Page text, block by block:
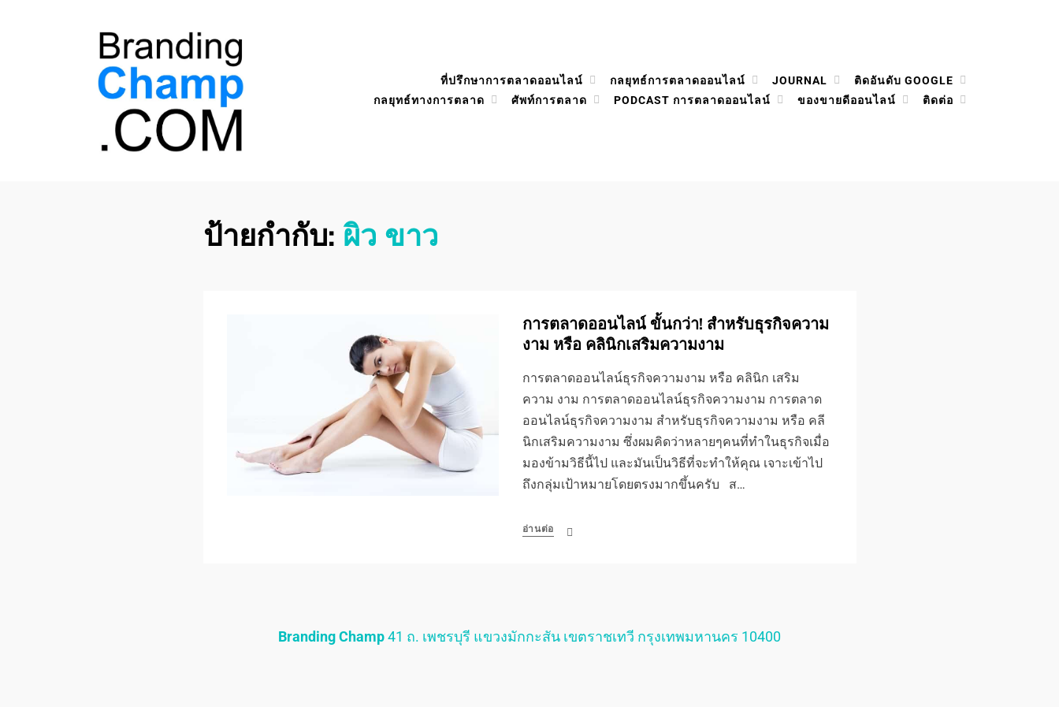
ที่ปรึกษาการตลาดออนไลน์ กลยุทธ์การตลาดออนไลน์ JOURNAL
ติดอันดับ GOOGLE
กลยุทธ์ทางการตลาด
ศัพท์การตลาด PODCAST การตลาดออนไลน์ ของขายดีออนไลน์ ติดต่อ
ป้ายกำกับ: ผิว ขาว
การตลาดออนไลน์ ขั้นกว่า! สำหรับธุรกิจความ
งาม หรือ คลินิกเสริมความงาม
การตลาดออนไลน์ธุรกิจความงาม หรือ คลินิก เสริม
ความ งาม การตลาดออนไลน์ธุรกิจความงาม การตลาด
ออนไลน์ธุรกิจความงาม สำหรับธุรกิจความงาม หรือ คลี
นิกเสริมความงาม ซึ่งผมคิดว่าหลายๆคนที่ทำในธุรกิจเมื่อ
มองข้ามวิธีนี้ไป และมันเป็นวิธีที่จะทำให้คุณ เจาะเข้าไป
ถึงกลุ่มเป้าหมายโดยตรงมากขึ้นครับ ส…
อ่านต่อ
Branding Champ41 ถ. เพชรบุรี แขวงมักกะสัน เขตราชเทวี กรุงเทพมหานคร 10400